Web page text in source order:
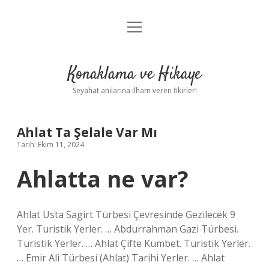
Anasayfa
Yasal Uyarı
menüyü
Konaklama ve Hikaye
Seyahat anılarına ilham veren fikirler!
Ahlat Ta Şelale Var Mı
Tarih: Ekim 11, 2024
Ahlatta ne var?
Ahlat Usta Sagirt Türbesi Çevresinde Gezilecek 9
Yer. Turistik Yerler. … Abdurrahman Gazi Türbesi.
Turistik Yerler. … Ahlat Çifte Kümbet. Turistik Yerler.
… Emir Ali Türbesi (Ahlat) Tarihi Yerler. … Ahlat